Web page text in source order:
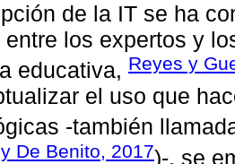
de la IT se ha
entre los expertos y
educativa, Reyes y
el uso que
-también
De Benito, 2017)-, se